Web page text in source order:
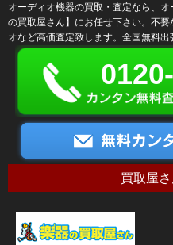
オーディオ機器の買取・査定なら、
の買取屋さん】にお任せ下さい。不
オなど高価査定致します。全国無料出
買取屋